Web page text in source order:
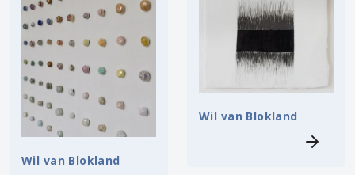
Wil van Blokland
Wil van Blokland